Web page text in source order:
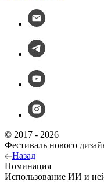
© 2017 - 2026
Фестиваль нового
Назад
Номинация
Использование ИИ и